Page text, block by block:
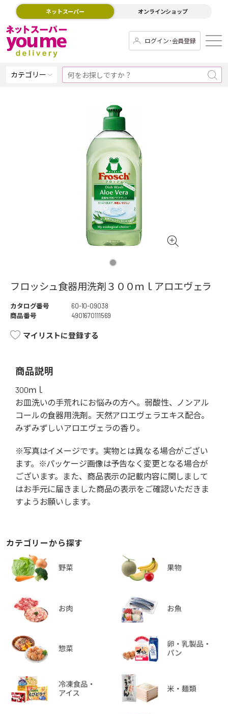
ネットスーパー オンラインショップ
ログイン･会員登録
カテゴリー
フロッシュ食器用洗剤３００ｍｌアロエヴェラ
カタログ番号
60-10-09038
商品番号
4901670111569
マイリストに登録する
商品説明
300ｍｌ
お皿洗いの手荒れにお悩みの方へ。弱酸性、ノンアル
コールの食器用洗剤。天然アロエヴェラエキス配合。
みずみずしいアロエヴェラの香り。
※写真はイメージです。実物とは異なる場合がござい
ます。※パッケージ画像は予告なく変更となる場合が
ございます。また、商品表示の記載内容に関しまして
はお手元に届きました商品の表示をご確認いただきま
すようお願いします。
カテゴリーから探す